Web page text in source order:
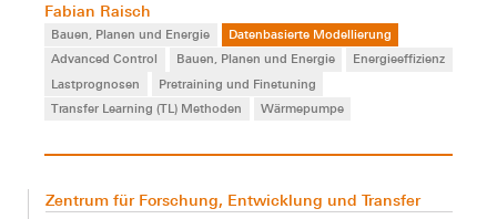
Fabian Raisch
Bauen, Planen und Energie
Datenbasierte Modellierung
Advanced Control
Bauen, Planen und Energie
Energieeffizienz
Lastprognosen
Pretraining und Finetuning
Transfer Learning (TL) Methoden
Wärmepumpe
Zentrum für Forschung, Entwicklung und Transfer